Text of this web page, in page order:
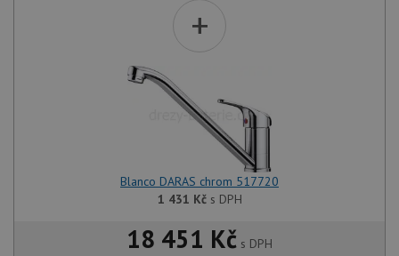
+
Blanco DARAS chrom 517720
1 431 Kčs DPH
18 451 Kč s DPH